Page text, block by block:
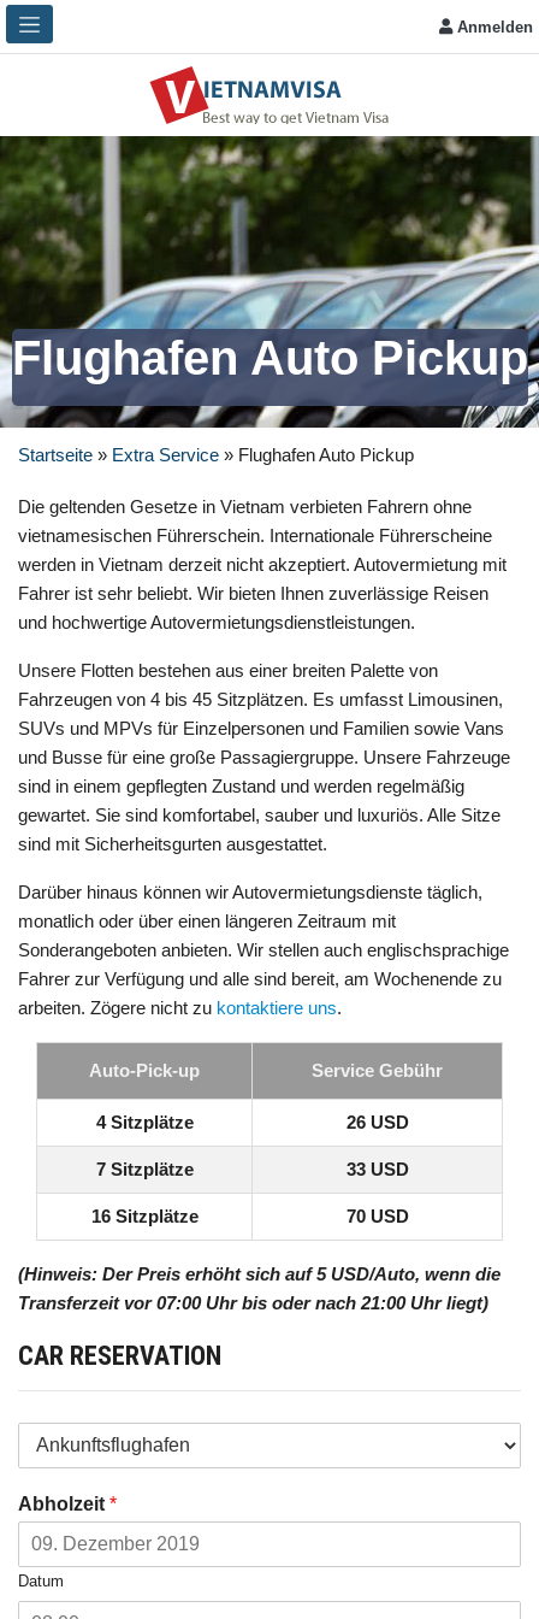
Anmelden
Flughafen Auto Pickup
Startseite » Extra Service » Flughafen Auto Pickup
Die geltenden Gesetze in Vietnam verbieten Fahrern ohne
vietnamesischen Führerschein. Internationale Führerscheine
werden in Vietnam derzeit nicht akzeptiert. Autovermietung mit
Fahrer ist sehr beliebt. Wir bieten Ihnen zuverlässige Reisen
und hochwertige Autovermietungsdienstleistungen.
Unsere Flotten bestehen aus einer breiten Palette von
Fahrzeugen von 4 bis 45 Sitzplätzen. Es umfasst Limousinen,
SUVs und MPVs für Einzelpersonen und Familien sowie Vans
und Busse für eine große Passagiergruppe. Unsere Fahrzeuge
sind in einem gepflegten Zustand und werden regelmäßig
gewartet. Sie sind komfortabel, sauber und luxuriös. Alle Sitze
sind mit Sicherheitsgurten ausgestattet.
Darüber hinaus können wir Autovermietungsdienste täglich,
monatlich oder über einen längeren Zeitraum mit
Sonderangeboten anbieten. Wir stellen auch englischsprachige
Fahrer zur Verfügung und alle sind bereit, am Wochenende zu
arbeiten. Zögere nicht zu kontaktiere uns.
Auto-Pick-up Service Gebühr
4 Sitzplätze 26 USD
7 Sitzplätze 33 USD
16 Sitzplätze 70 USD
(Hinweis: Der Preis erhöht sich auf 5 USD/Auto, wenn die
Transferzeit vor 07:00 Uhr bis oder nach 21:00 Uhr liegt)
CAR RESERVATION
Abholzeit *
Datum